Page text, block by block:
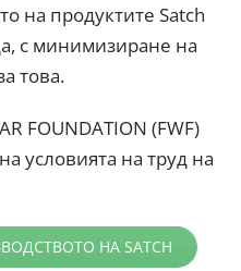
на продуктите Satch
с минимизиране на
това.
FOUNDATION (FWF)
условията на труд на
НА SATCH